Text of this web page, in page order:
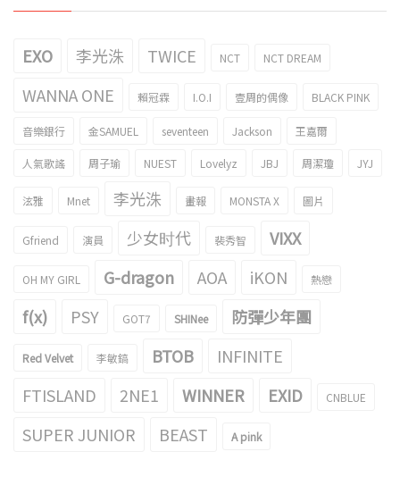
EXO 李光洙 TWICE NCT NCT DREAM
WANNA ONE 賴冠霖 I.O.I 壹周的偶像 BLACK PINK
音樂銀行 金SAMUEL seventeen Jackson 王嘉爾
人氣歌謠 周子瑜 NUEST Lovelyz JBJ 周潔瓊 JYJ
泫雅 Mnet 李光洙 畫報 MONSTA X 圖片
Gfriend 演員 少女时代 裴秀智 VIXX
OH MY GIRL G-dragon AOA iKON 熱戀
f(x) PSY GOT7 SHINee 防彈少年團
Red Velvet 李敏鎬 BTOB
INFINITE
FTISLAND
2NE1 WINNER EXID CNBLUE
SUPER JUNIOR BEAST A pink